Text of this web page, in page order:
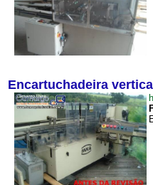
Encartuchadeira